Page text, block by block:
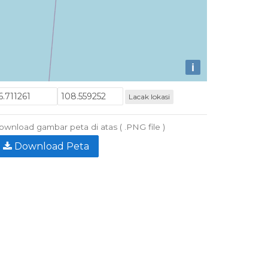
i
Lacak lokasi
gambar peta di atas ( .PNG file )
Download Peta